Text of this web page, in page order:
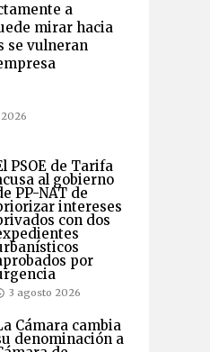
a
mirar hacia
se vulneran
PSOE de Tarifa
al gobierno
PP-NAT de
intereses
con dos
por
3 agosto 2026
Cámara cambia
denominación a